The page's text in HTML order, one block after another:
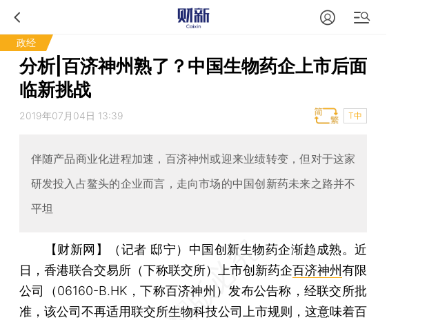
政经
分析|百济神州熟了？中国生物药企上市后面
临新挑战
2019年07月04日 13:39 T中
伴随产品商业化进程加速，百济神州或迎来业绩转变，但对于这家
研发投入占鳌头的企业而言，走向市场的中国创新药未来之路并不
平坦
【财新网】（记者 邸宁） 中国创新生物药企渐趋成熟。近
日，香港联合交易所（下称联交所）上市创新药企百济神州有限
公司（06160-B.HK，下称百济神州）发布公告称，经联交所批
准，该公司不再适用联交所生物科技公司上市规则，这意味着百